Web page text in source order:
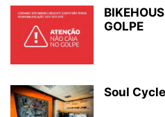
GOLPE
Soul